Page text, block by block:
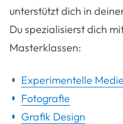
unterstützt dich in
Du spezialisierst dich
Masterklassen:
Experimentelle
Fotografie
Grafik Design